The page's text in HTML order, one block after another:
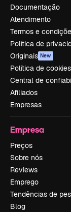
Documentação
Atendimento
Termos e
Política de
Originais New
Política de cookies
Central de
Afiliados
Empresas
Empresa
Preços
Sobre nós
Reviews
Emprego
Tendências de
Blog